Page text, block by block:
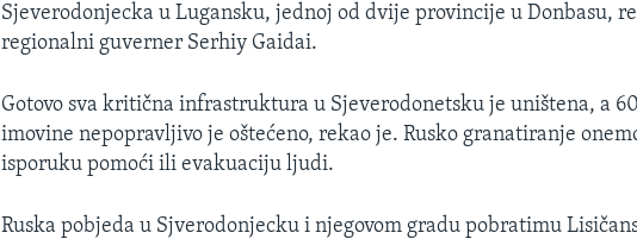
Sjeverodonjecka u Lugansku, jednoj od dvije provincije u Donbasu,
regionalni guverner Serhiy Gaidai.
Gotovo sva kritična infrastruktura u Sjeverodonetsku je uništena, a
imovine nepopravljivo je oštećeno, rekao je. Rusko granatiranje
isporuku pomoći ili evakuaciju ljudi.
Ruska pobjeda u Sjverodonjecku i njegovom gradu pobratimu